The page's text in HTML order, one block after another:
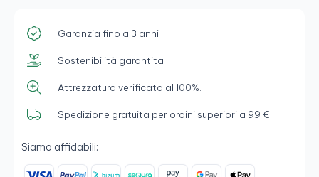
Garanzia fino a 3 anni
Sostenibilità garantita
Attrezzatura verificata al 100%.
Spedizione gratuita per ordini superiori a 99 €
Siamo affidabili: